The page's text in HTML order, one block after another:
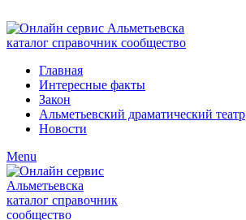
Главная
Интересные факты
Закон
Альметьевский драматический театр
Новости
Menu